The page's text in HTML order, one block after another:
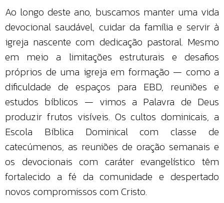
Ao longo deste ano, buscamos manter uma vida
devocional saudável, cuidar da família e servir à
igreja nascente com dedicação pastoral. Mesmo
em meio a limitações estruturais e desafios
próprios de uma igreja em formação — como a
dificuldade de espaços para EBD, reuniões e
estudos bíblicos — vimos a Palavra de Deus
produzir frutos visíveis. Os cultos dominicais, a
Escola Bíblica Dominical com classe de
catecúmenos, as reuniões de oração semanais e
os devocionais com caráter evangelístico têm
fortalecido a fé da comunidade e despertado
novos compromissos com Cristo.